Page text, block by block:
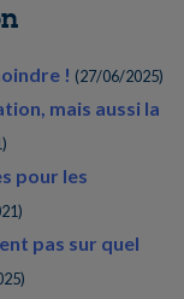
! (27/06/2025)
mais aussi la
)
pour les
)
pas sur quel
)